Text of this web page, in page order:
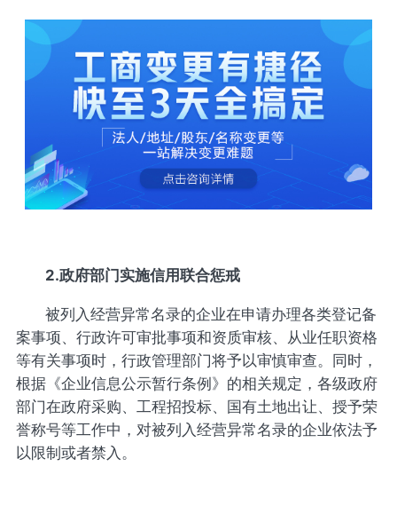
2.政府部门实施信用联合惩戒
被列入经营异常名录的企业在申请办理各类登记备
案事项、行政许可审批事项和资质审核、从业任职资格
等有关事项时，行政管理部门将予以审慎审查。同时，
根据《企业信息公示暂行条例》的相关规定，各级政府
部门在政府采购、工程招投标、国有土地出让、授予荣
誉称号等工作中，对被列入经营异常名录的企业依法予
以限制或者禁入。